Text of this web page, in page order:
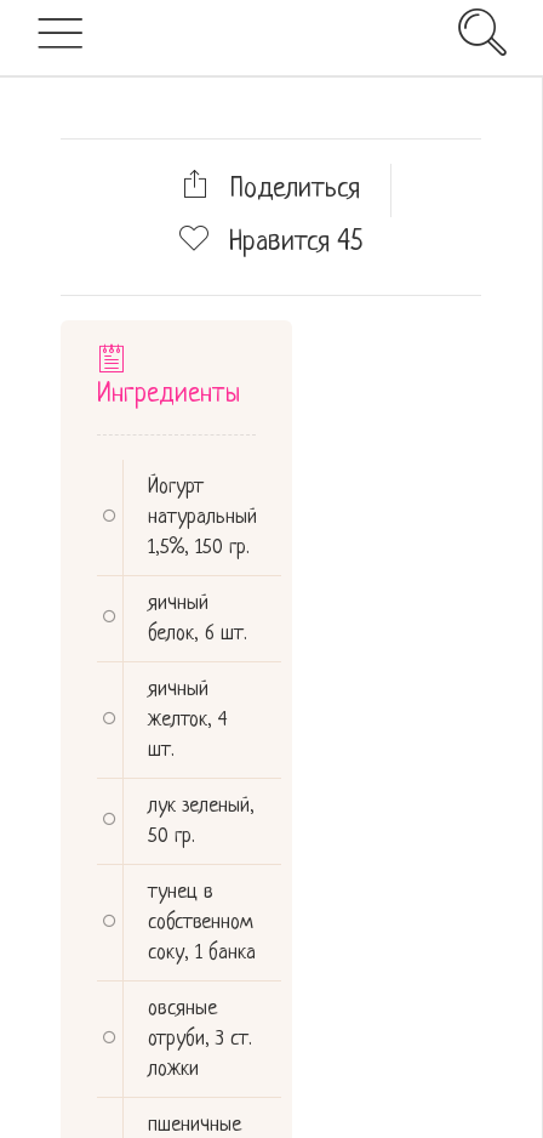
Поделиться
Нравится45
Ингредиенты
Йогурт
натуральный
1,5%, 150 гр.
яичный
белок, 6 шт.
яичный
желток, 4
шт.
лук зеленый,
50 гр.
тунец в
собственном
соку, 1 банка
овсяные
отруби,3 ст.
ложки
пшеничные